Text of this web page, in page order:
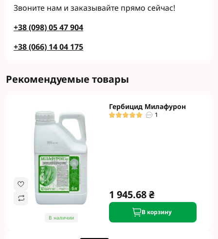
Звоните нам и заказывайте прямо сейчас!
+38 (098) 05 47 904
+38 (066) 14 04 175
Рекомендуемые товары
В наличии
Гербицид Милафурон
1
1 945.68 ₴
В корзину